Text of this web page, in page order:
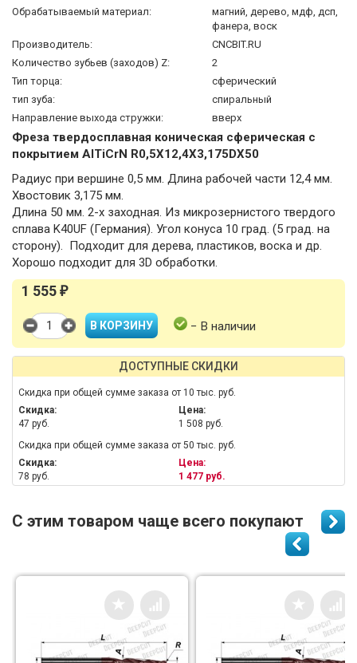
Обрабатываемый материал:
магний, дерево, мдф, дсп,
фанера, воск
Производитель:
CNCBIT.RU
Количество зубьев (заходов) Z:
2
Тип торца:
сферический
тип зуба:
спиральный
Направление выхода стружки:
вверх
Фреза твердосплавная коническая сферическая с
покрытием AlTiCrN R0,5X12,4X3,175DX50
Радиус при вершине 0,5 мм. Длина рабочей части 12,4 мм.
Хвостовик 3,175 мм.
Длина 50 мм. 2-х заходная. Из микрозернистого твердого
сплава K40UF (Германия). Угол конуса 10 град. (5 град. на
сторону). Подходит для дерева, пластиков, воска и др.
Хорошо подходит для 3D обработки.
1 555 ₽
− В наличии
ДОСТУПНЫЕ СКИДКИ
Скидка при общей сумме заказа от 10 тыс. руб.
Скидка:
47 руб.
Цена:
1 508 руб.
Скидка при общей сумме заказа от 50 тыс. руб.
Скидка:
78 руб.
Цена:
1 477 руб.
С этим товаром чаще всего покупают